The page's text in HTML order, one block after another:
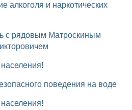
алкоголя и наркотических
поведения на воде